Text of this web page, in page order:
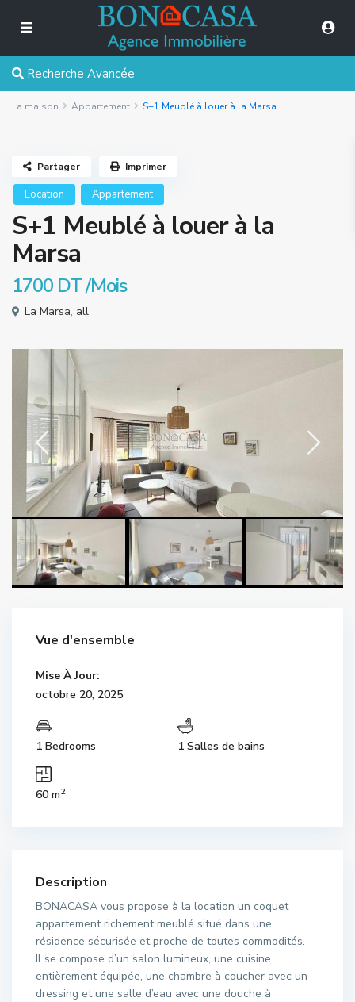
Recherche Avancée
La maison Appartement S+1 Meublé à louer à la Marsa
Location Appartement
S+1 Meublé à louer à la
Marsa
1700 DT/Mois
La Marsa, all
Partager Imprimer
Vue d'ensemble
Mise À Jour:
octobre 20, 2025
1 Bedrooms 1 Salles de bains
60 m2
Description
BONACASA vous propose à la location un coquet
appartement richement meublé situé dans une
résidence sécurisée et proche de toutes commodités.
Il se compose d’un salon lumineux, une cuisine
entièrement équipée, une chambre à coucher avec un
dressing et une salle d’eau avec une douche à